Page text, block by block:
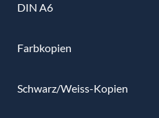
DIN A6
Farbkopien
Schwarz/Weiss-Kopien